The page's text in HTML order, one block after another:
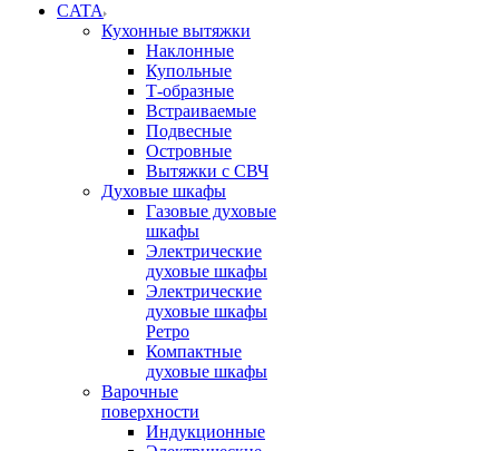
CATA
Кухонные вытяжки
Наклонные
Купольные
Т-образные
Встраиваемые
Подвесные
Островные
Вытяжки с СВЧ
Духовые шкафы
Газовые духовые
шкафы
Электрические
духовые шкафы
Электрические
духовые шкафы
Ретро
Компактные
духовые шкафы
Варочные
поверхности
Индукционные